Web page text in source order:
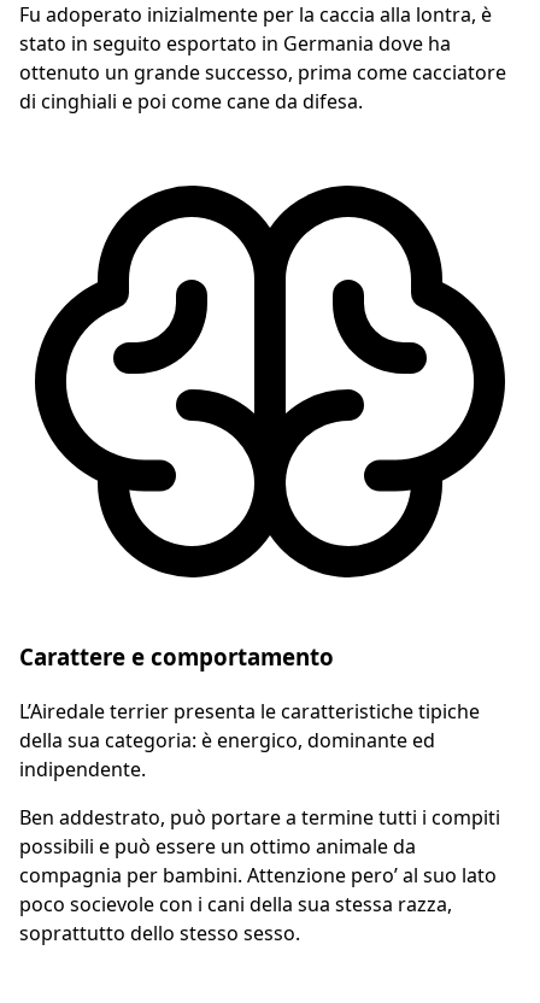
Fu adoperato inizialmente per la caccia alla lontra, è
stato in seguito esportato in Germania dove ha
ottenuto un grande successo, prima come cacciatore
di cinghiali e poi come cane da difesa.
Carattere e comportamento
L’Airedale terrier presenta le caratteristiche tipiche
della sua categoria: è energico, dominante ed
indipendente.
Ben addestrato, può portare a termine tutti i compiti
possibili e può essere un ottimo animale da
compagnia per bambini. Attenzione pero’ al suo lato
poco socievole con i cani della sua stessa razza,
soprattutto dello stesso sesso.